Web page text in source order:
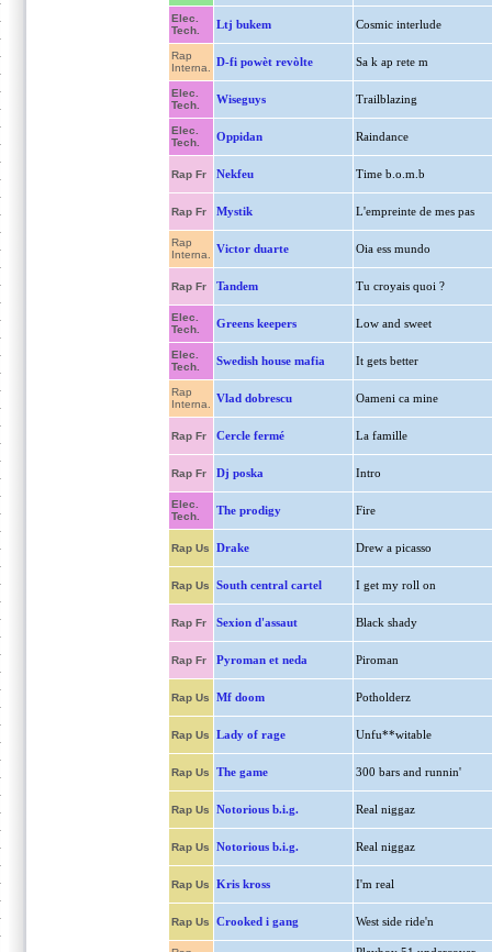
Elec.
Tech.
Ltj bukem Cosmic interlude
Rap
Interna.
D-fi powèt revòlte Sa k ap rete m
Elec.
Tech.
Wiseguys Trailblazing
Elec.
Tech.
Oppidan Raindance
Rap Fr Nekfeu Time b.o.m.b
Rap Fr Mystik L'empreinte de mes pas
Rap
Interna.
Victor duarte Oia ess mundo
Rap Fr Tandem Tu croyais quoi ?
Elec.
Tech.
Greens keepers Low and sweet
Elec.
Tech.
Swedish house mafia It gets better
Rap
Interna.
Vlad dobrescu Oameni ca mine
Rap Fr Cercle fermé La famille
Rap Fr Dj poska Intro
Elec.
Tech.
The prodigy Fire
Rap Us Drake Drew a picasso
Rap Us South central cartel I get my roll on
Rap Fr Sexion d'assaut Black shady
Rap Fr Pyroman et neda Piroman
Rap Us Mf doom Potholderz
Rap Us Lady of rage Unfu**witable
Rap Us The game 300 bars and runnin'
Rap Us Notorious b.i.g. Real niggaz
Rap Us Notorious b.i.g. Real niggaz
Rap Us Kris kross I'm real
Rap Us Crooked i gang West side ride'n